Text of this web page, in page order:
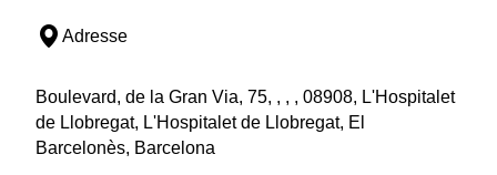
Adresse
Boulevard, de la Gran Via, 75, , , , 08908, L'Hospitalet
de Llobregat, L'Hospitalet de Llobregat, El
Barcelonès, Barcelona